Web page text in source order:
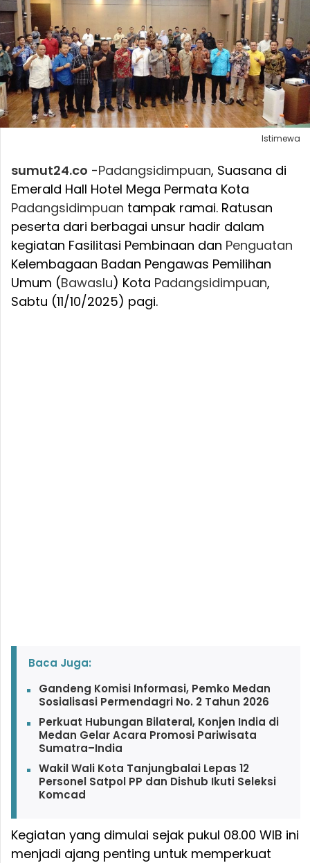
Istimewa
sumut24.co -Padangsidimpuan, Suasana di
Emerald Hall Hotel Mega Permata Kota
Padangsidimpuan tampak ramai. Ratusan
peserta dari berbagai unsur hadir dalam
kegiatan Fasilitasi Pembinaan dan Penguatan
Kelembagaan Badan Pengawas Pemilihan
Umum (Bawaslu) Kota Padangsidimpuan,
Sabtu (11/10/2025) pagi.
Baca Juga:
Gandeng Komisi Informasi, Pemko Medan
Sosialisasi Permendagri No. 2 Tahun 2026
Perkuat Hubungan Bilateral, Konjen India di
Medan Gelar Acara Promosi Pariwisata
Sumatra–India
Wakil Wali Kota Tanjungbalai Lepas 12
Personel Satpol PP dan Dishub Ikuti Seleksi
Komcad
Kegiatan yang dimulai sejak pukul 08.00 WIB ini
menjadi ajang penting untuk memperkuat